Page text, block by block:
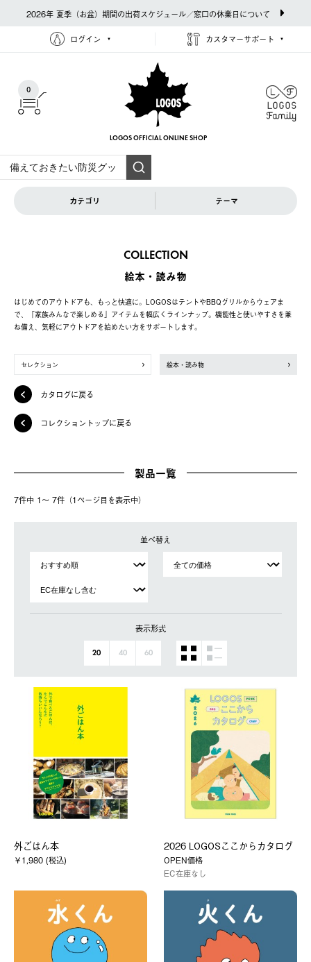
2026年 夏季（お盆）期間の出荷スケジュール／窓口の休業日について
ログイン カスタマーサポート
0
LOGOS OFFICIAL ONLINE SHOP
カテゴリ テーマ
COLLECTION
絵本・読み物
はじめてのアウトドアも、もっと快適に。LOGOSはテントやBBQグリルからウェアま
で、「家族みんなで楽しめる」アイテムを幅広くラインナップ。機能性と使いやすさを兼
ね備え、気軽にアウトドアを始めたい方をサポートします。
セレクション 絵本・読み物
カタログに戻る
コレクショントップに戻る
製品一覧
7件中 1〜 7件（1ページ⽬を表⽰中）
並べ替え
表示形式
20 40 60
外ごはん本
￥1,980 (税込)
2026 LOGOSここからカタログ
OPEN価格
EC在庫なし